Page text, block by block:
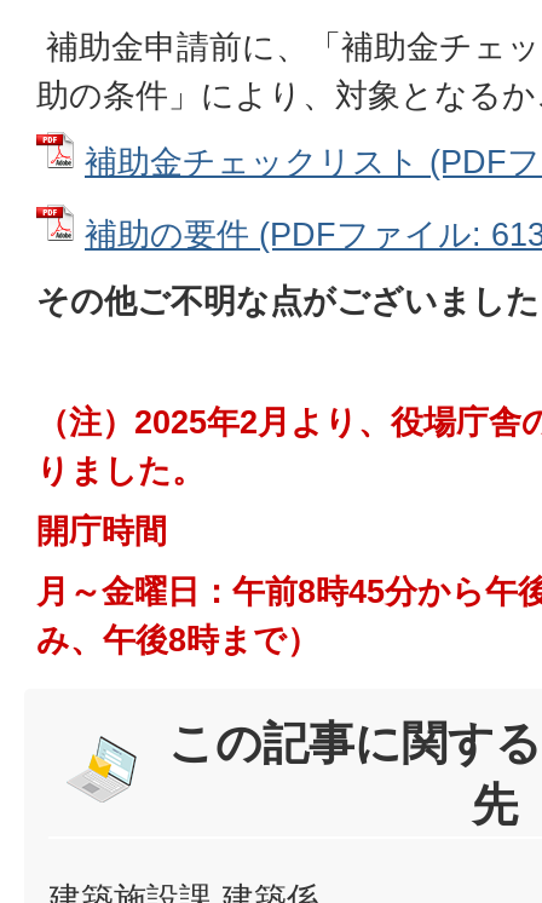
補助金申請前に、「補助金チェ
助の条件」により、対象となる
補助金チェックリスト (PDF
補助の要件 (PDFファイル:
その他ご不明な点がございまし
（注）2025年2月より、役場庁
りました。
開庁時間
月～金曜日：午前8時45分から午
み、午後8時まで）
この記事に関す
先